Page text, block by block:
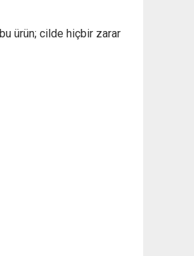
ürün; cilde hiçbir zarar